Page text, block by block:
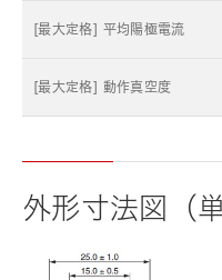
[最大定格] 平均陽極電流
[最大定格] 動作真空度
外形寸法図（